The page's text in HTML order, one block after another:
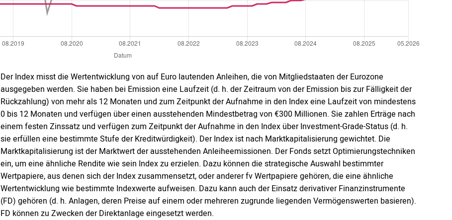
Der Index misst die Wertentwicklung von auf Euro lautenden Anleihen, die von Mitgliedstaaten der Eurozone
ausgegeben werden. Sie haben bei Emission eine Laufzeit (d. h. der Zeitraum von der Emission bis zur Fälligkeit der
Rückzahlung) von mehr als 12 Monaten und zum Zeitpunkt der Aufnahme in den Index eine Laufzeit von mindestens
0 bis 12 Monaten und verfügen über einen ausstehenden Mindestbetrag von €300 Millionen. Sie zahlen Erträge nach
einem festen Zinssatz und verfügen zum Zeitpunkt der Aufnahme in den Index über Investment-Grade-Status (d. h.
sie erfüllen eine bestimmte Stufe der Kreditwürdigkeit). Der Index ist nach Marktkapitalisierung gewichtet. Die
Marktkapitalisierung ist der Marktwert der ausstehenden Anleiheemissionen. Der Fonds setzt Optimierungstechniken
ein, um eine ähnliche Rendite wie sein Index zu erzielen. Dazu können die strategische Auswahl bestimmter
Wertpapiere, aus denen sich der Index zusammensetzt, oder anderer fv Wertpapiere gehören, die eine ähnliche
Wertentwicklung wie bestimmte Indexwerte aufweisen. Dazu kann auch der Einsatz derivativer Finanzinstrumente
(FD) gehören (d. h. Anlagen, deren Preise auf einem oder mehreren zugrunde liegenden Vermögenswerten basieren).
FD können zu Zwecken der Direktanlage eingesetzt werden.